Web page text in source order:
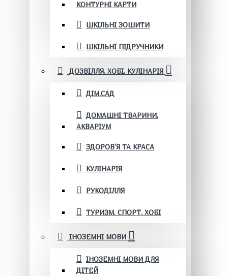
КОНТУРНІ КАРТИ
ШКІЛЬНІ ЗОШИТИ
ШКІЛЬНІ ПІДРУЧНИКИ
ДОЗВІЛЛЯ. ХОБІ. КУЛІНАРІЯ
ДІМ.САД
ДОМАШНІ ТВАРИНИ.
АКВАРІУМ
ЗДОРОВ'Я ТА КРАСА
КУЛІНАРІЯ
РУКОДІЛЛЯ
ТУРИЗМ. СПОРТ. ХОБІ
ІНОЗЕМНІ МОВИ
ІНОЗЕМНІ МОВИ ДЛЯ
ДІТЕЙ